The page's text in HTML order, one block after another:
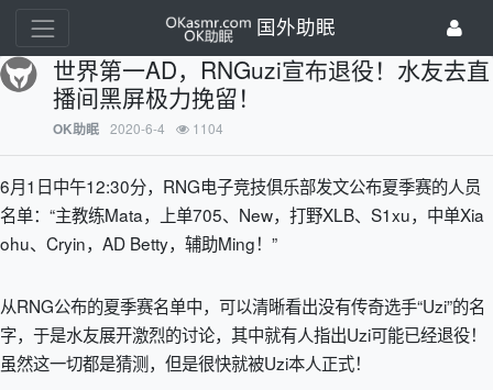
国外助眠
世界第一AD，RNGuzi宣布退役！水友去直
播间黑屏极力挽留！
OK助眠 2020-6-4 1104
6月1日中午12:30分，RNG电子竞技俱乐部发文公布夏季赛的人员
名单：“主教练Mata，上单705、New，打野XLB、S1xu，中单Xia
ohu、Cryin，AD Betty，辅助Ming！”
从RNG公布的夏季赛名单中，可以清晰看出没有传奇选手“Uzi”的名
字，于是水友展开激烈的讨论，其中就有人指出Uzi可能已经退役！
虽然这一切都是猜测，但是很快就被Uzi本人正式！